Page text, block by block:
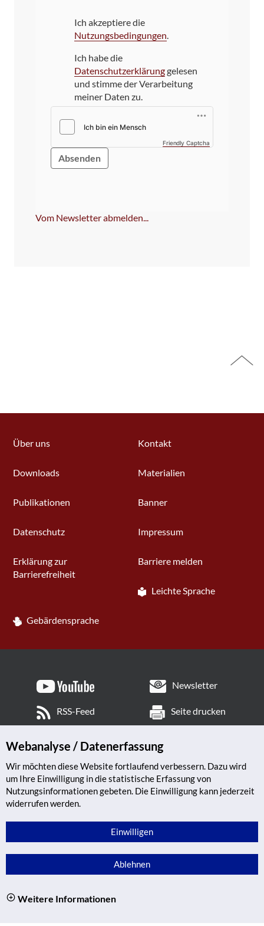
Ich akzeptiere die
Nutzungsbedingungen.
Ich habe die
Datenschutzerklärunggelesen
und stimme der Verarbeitung
meiner Daten zu.
Friendly Captcha
Bitte
dieses
Vom Newsletter abmelden...
Über uns Kontakt
Downloads Materialien
Publikationen Banner
Datenschutz Impressum
Erklärung zur
Barrierefreiheit
Barriere melden
Leichte Sprache
Gebärdensprache
Newsletter
RSS-Feed Seite drucken
Webanalyse / Datenerfassung
Wir möchten diese Website fortlaufend verbessern. Dazu wird
um Ihre Einwilligung in die statistische Erfassung von
Nutzungsinformationen gebeten. Die Einwilligung kann jederzeit
widerrufen werden.
Einwilligen
Ablehnen
Weitere Informationen